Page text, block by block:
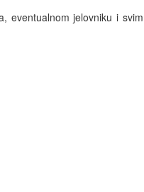
eventualnom jelovniku i svim